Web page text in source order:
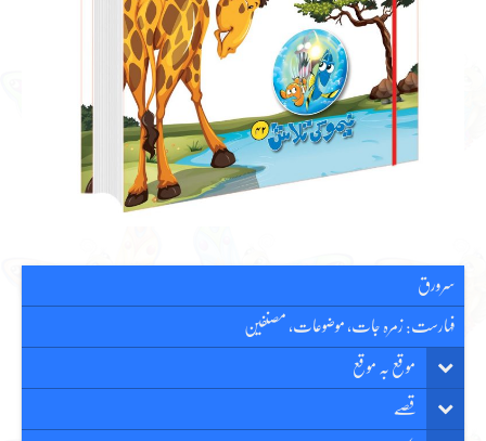
سرورق
فہارست: زمرہ جات، موضوعات، مصنفین
موقع بہ موقع
قصّے